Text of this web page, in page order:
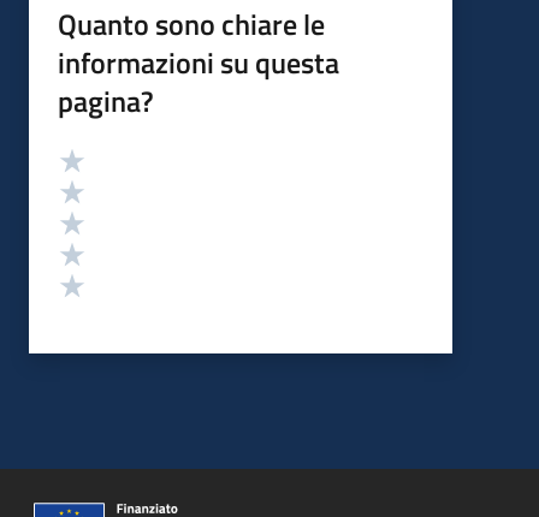
Quanto sono chiare le
informazioni su questa
pagina?
Valutazione